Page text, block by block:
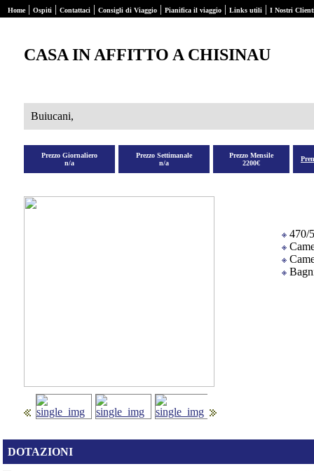
Home| Ospiti | Contattaci | Consigli di Viaggio | Pianifica il viaggio | Links utili | I Nostri
CASA IN AFFITTO A CHISINAU
Buiucani,
Prezzo Giornaliero
n/a
Prezzo Settimanale
n/a
Prezzo Mensile
2200€
470/
DOTAZIONI